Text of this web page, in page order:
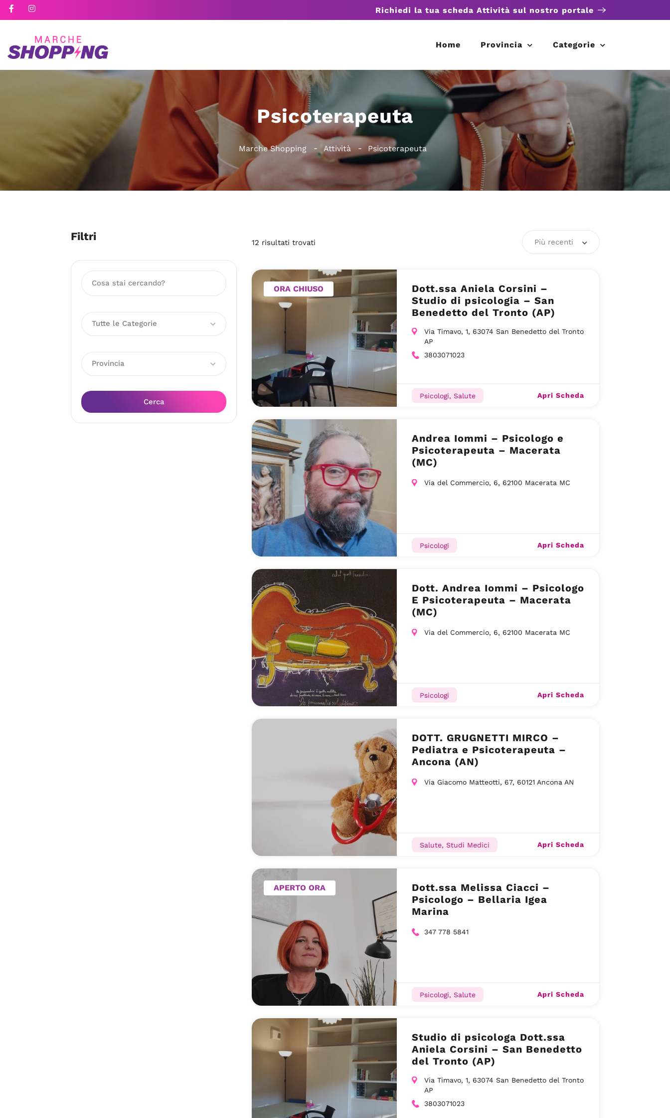
Richiedi la tua scheda Attività sul nostro portale
Home Provincia Categorie
Psicoterapeuta
Marche Shopping Attività Psicoterapeuta
Filtri
Tutte le Categorie
Provincia
Cerca
12 risultati trovati Più recenti
ORA CHIUSO
Dott.ssa Aniela Corsini –
Studio di psicologia – San
Benedetto del Tronto (AP)
Via Timavo, 1, 63074 San Benedetto del Tronto
AP
3803071023
Psicologi, Salute Apri Scheda
Andrea Iommi – Psicologo e
Psicoterapeuta – Macerata
(MC)
Via del Commercio, 6, 62100 Macerata MC
Psicologi Apri Scheda
Dott. Andrea Iommi – Psicologo
E Psicoterapeuta – Macerata
(MC)
Via del Commercio, 6, 62100 Macerata MC
Psicologi Apri Scheda
DOTT. GRUGNETTI MIRCO –
Pediatra e Psicoterapeuta –
Ancona (AN)
Via Giacomo Matteotti, 67, 60121 Ancona AN
Salute, Studi Medici Apri Scheda
APERTO ORA
Dott.ssa Melissa Ciacci –
Psicologo – Bellaria Igea
Marina
347 778 5841
Psicologi, Salute Apri Scheda
Studio di psicologa Dott.ssa
Aniela Corsini – San Benedetto
del Tronto (AP)
Via Timavo, 1, 63074 San Benedetto del Tronto
AP
3803071023